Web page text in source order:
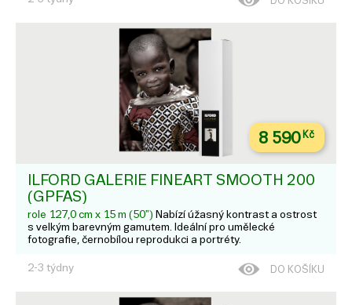
8 590Kč
ILFORD GALERIE FINEART SMOOTH 200
(GPFAS)
role 127,0 cm x 15 m (50") Nabízí úžasný kontrast a ostrost
s velkým barevným gamutem. Ideální pro umělecké
fotografie, černobílou reprodukci a portréty.
2-3 týdny DO KOŠÍKU